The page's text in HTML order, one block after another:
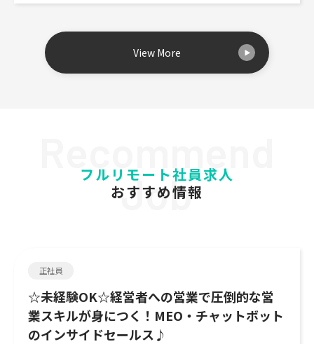
View More
フルリモート社員求人
おすすめ情報
Job
正社員
☆未経験OK☆経営者への営業で圧倒的な営
業スキルが身につく！MEO・チャットボット
のインサイドセールス♪